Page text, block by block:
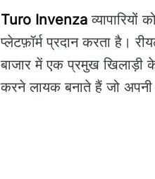
Turo Invenza
प्लेटफ़ॉर्म प्रदान करता है।
बाजार में एक प्रमुख खिलाड़ी
करने लायक बनाते हैं जो अपनी